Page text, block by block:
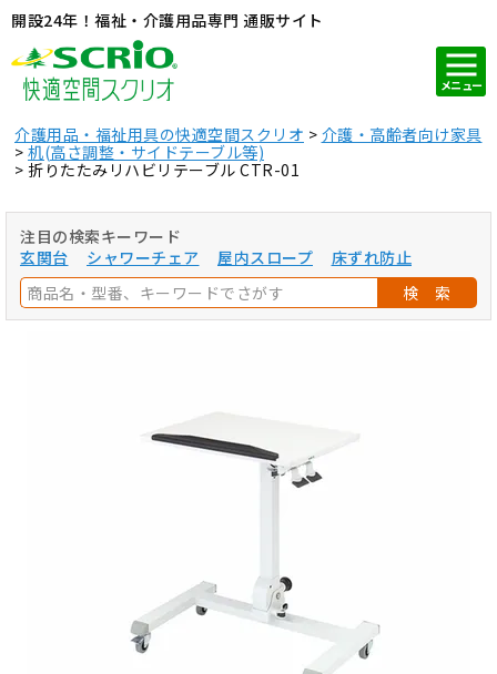
開設24年！福祉・介護用品専門 通販サイト
メニュー
介護用品・福祉用具の快適空間スクリオ
介護・高齢者向け家具
机(高さ調整・サイドテーブル等)
折りたたみリハビリテーブル CTR-01
注目の検索キーワード
玄関台
シャワーチェア 屋内スロープ
床ずれ防止
検 索